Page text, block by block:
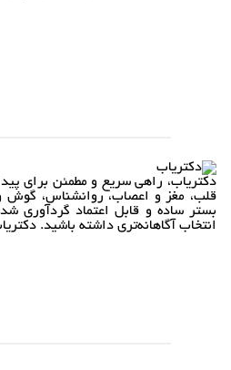
دکتریاب، راهی سریع و مطمئن برای
قلب، مغز و اعصاب، روانشناس، گوش
بستر ساده و قابل اعتماد گردآوری
انتخاب آگاهانه‌تری داشته باشید.